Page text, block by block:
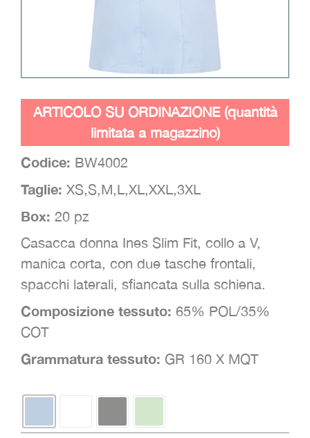
ARTICOLO SU ORDINAZIONE (quantità
limitata a magazzino)
Codice: BW4002
Taglie: XS,S,M,L,XL,XXL,3XL
Box: 20 pz
Casacca donna Ines Slim Fit, collo a V,
manica corta, con due tasche frontali,
spacchi laterali, sfiancata sulla schiena.
Composizione tessuto: 65% POL/35%
COT
Grammatura tessuto: GR 160 X MQT